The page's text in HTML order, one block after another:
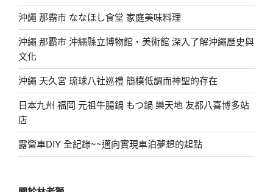
沖繩 那霸市 ななほし食堂 家庭美味料理
沖繩 那霸市 沖繩縣立博物館・美術館 深入了解沖繩歷史與
文化
沖繩 天久宮 琉球八社巡禮 簡樸低調而神聖的存在
日本九州 福岡 元祖牛腸鍋 もつ鍋 樂天地 友都八喜博多站
店
露營車DIY 全紀錄~~邁向實現車泊夢想的起點